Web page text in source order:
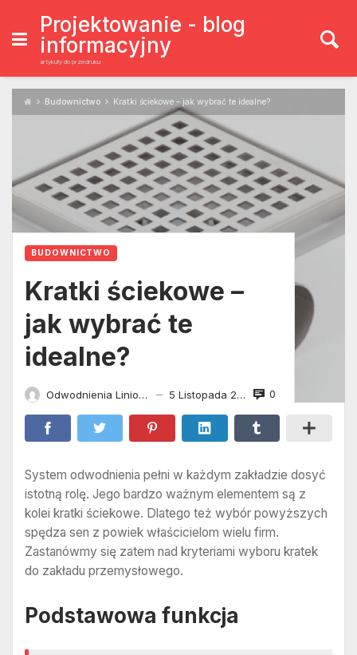
content
Projektowanie - blog
informacyjny
artykuły do przedruku
Budownictwo Kratki ściekowe – jak wybrać te idealne?
BUDOWNICTWO
Kratki ściekowe –
jak wybrać te
idealne?
Odwodnienia Liniowe — 5 Listopada 2014 0
System odwodnienia pełni w każdym zakładzie dosyć
istotną rolę. Jego bardzo ważnym elementem są z
kolei kratki ściekowe. Dlatego też wybór powyższych
spędza sen z powiek właścicielom wielu firm.
Zastanówmy się zatem nad kryteriami wyboru kratek
do zakładu przemysłowego.
Podstawowa funkcja